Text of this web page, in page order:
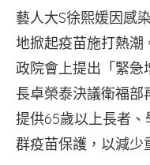
藝人大S徐熙媛因感
地掀起疫苗施打熱
政院會上提出「緊急
長卓榮泰決議衛福部
提供65歲以上長者、
群疫苗保護，以減少